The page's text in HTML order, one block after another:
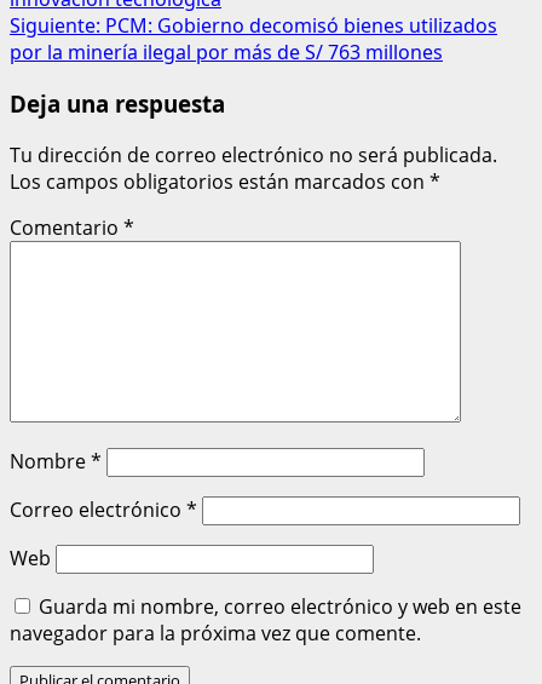
Siguiente: PCM: Gobierno decomisó bienes utilizados
por la minería ilegal por más de S/ 763 millones
Deja una respuesta
Tu dirección de correo electrónico no será publicada.
Los campos obligatorios están marcados con *
Comentario *
Nombre*
Correo electrónico *
Web
Guarda mi nombre, correo electrónico y web en este
navegador para la próxima vez que comente.